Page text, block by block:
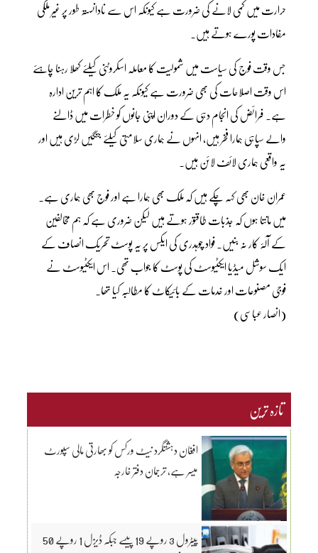
حرارت میں کمی لانے کی ضرورت ہے کیونکہ اس سے نادانستہ طور پر غیر ملکی
مفادات پورے ہوتے ہیں۔
جس وقت فوج کی سیاست میں شمولیت کا معاملہ اسکروٹنی کیلئے کھلا رہنا چاہئے
اس وقت اصلاحات کی بھی ضرورت ہے کیونکہ یہ ملک کا اہم ترین ادارہ
ہے۔ فرائض کی انجام دہی کے دوران اپنی جانوں کو خطرات میں ڈالنے
والے سپاہی ہمارا فخر ہیں، انہوں نے ہماری سلامتی کیلئے جنگیں لڑی ہیں اور
یہ واقعی ہماری لائف لائن ہیں۔
عمران خان بھی کہہ چکے ہیں کہ ملک بھی ہمارا ہے اور فوج بھی ہماری ہے۔
میں مانتا ہوں کہ جذبات طاقتور ہوتے ہیں لیکن ضروری ہے کہ ہم مخالفین
کے آلۂ کار نہ بنیں۔ فواد چوہدری کی ایکس پر یہ پوسٹ تحریک انصاف کے
ایک سوشل میڈیا ایکٹیوسٹ کی پوسٹ کا جواب تھی۔ اس ایکٹیوسٹ نے
فوجی مصنوعات اور خدمات کے بائیکاٹ کا مطالبہ کیا تھا۔
(انصار عباسی)
تازہ ترین
افغان دہشتگرد نیٹ ورکس کو بھارتی مالی سپورٹ
میسر ہے، ترجمان دفتر خارجہ
پیٹرول 3 روپے 19 پیسے جبکہ ڈیزل 1 روپے 50